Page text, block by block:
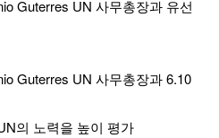
Guterres UN 사무총장과 유선
Guterres UN 사무총장과 6.10
의 노력을 높이 평가